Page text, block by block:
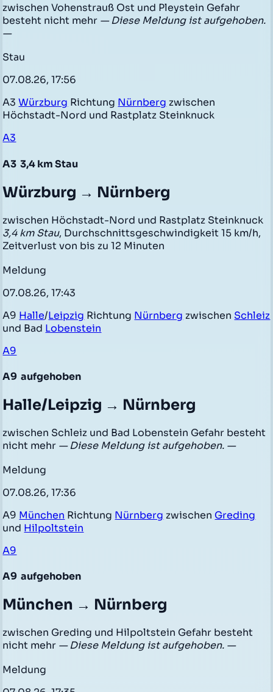
zwischen Vohenstrauß Ost und Pleystein Gefahr
besteht nicht mehr — Diese Meldung ist aufgehoben.
—
Stau
07.08.26, 17:56
A3Würzburg Richtung Nürnberg zwischen
Höchstadt-Nord und Rastplatz Steinknuck
A3
A3 3,4 km Stau
Würzburg → Nürnberg
zwischen Höchstadt-Nord und Rastplatz Steinknuck
3,4 km Stau, Durchschnittsgeschwindigkeit 15 km/h,
Zeitverlust von bis zu 12 Minuten
Meldung
07.08.26, 17:43
A9 Halle/Leipzig Richtung Nürnberg zwischen Schleiz
und Bad Lobenstein
A9
A9 aufgehoben
Halle/Leipzig → Nürnberg
zwischen Schleiz und Bad Lobenstein Gefahr besteht
nicht mehr — Diese Meldung ist aufgehoben. —
Meldung
07.08.26, 17:36
A9 München Richtung Nürnberg zwischen Greding
und Hilpoltstein
A9
A9 aufgehoben
München → Nürnberg
zwischen Greding und Hilpoltstein Gefahr besteht
nicht mehr — Diese Meldung ist aufgehoben. —
Meldung